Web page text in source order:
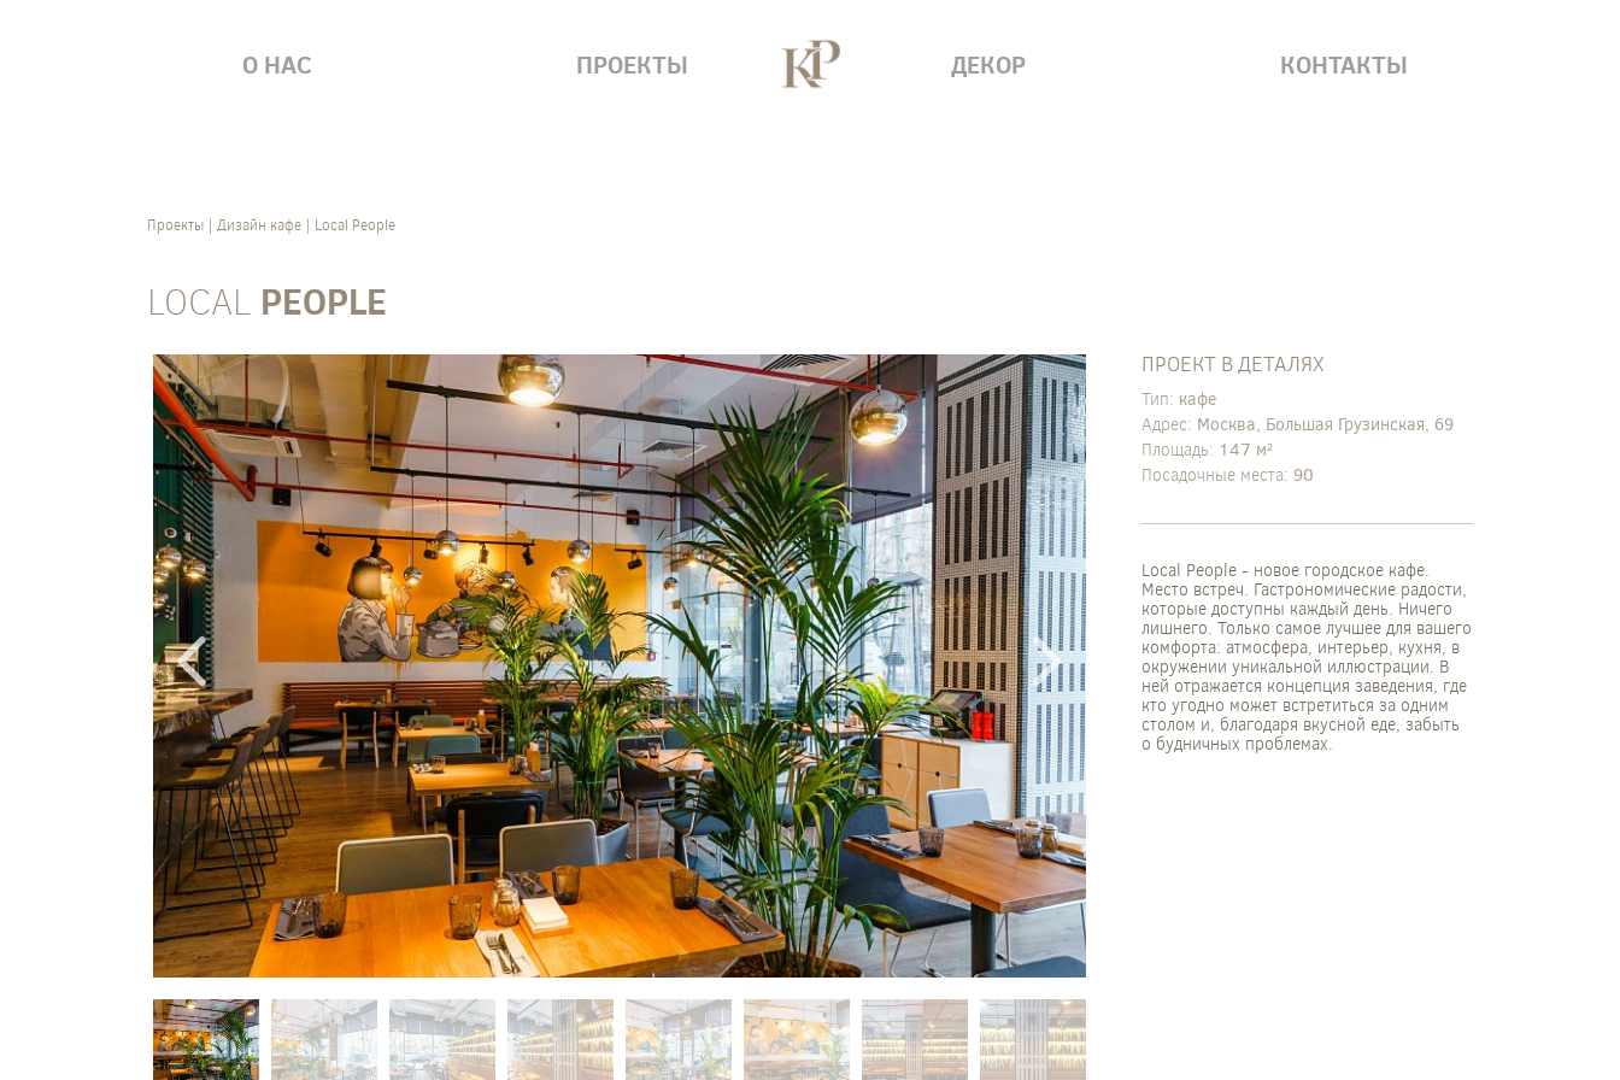
О НАС ПРОЕКТЫ ДЕКОР КОНТАКТЫ
Проекты Дизайн кафе Local People
LOCAL PEOPLE
ПРОЕКТ В ДЕТАЛЯХ
Тип: кафе
Адрес: Москва, Большая Грузинская, 69
Площадь: 147 м²
Посадочные места: 90
Local People - новое городское кафе.
Место встреч. Гастрономические радости,
которые доступны каждый день. Ничего
лишнего. Только самое лучшее для вашего
комфорта: атмосфера, интерьер, кухня, в
окружении уникальной иллюстрации. В
ней отражается концепция заведения, где
кто угодно может встретиться за одним
столом и, благодаря вкусной еде, забыть
о будничных проблемах.